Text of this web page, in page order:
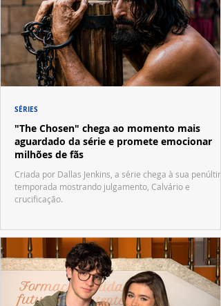
"The Chosen" chega ao momento mais
aguardado da série e promete emocionar
milhões de fãs
Criada por Dallas Jenkins, a série chega à sua
temporada mostrando julgamento, Calvário e
crucificação.
SÉRIES